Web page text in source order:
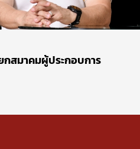
กสมาคมผู้ประกอบการ